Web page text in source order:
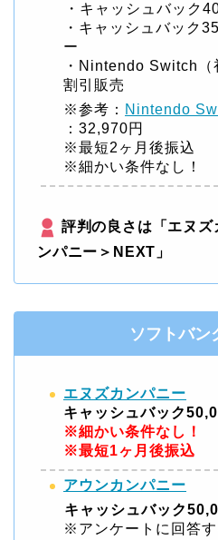
・キャッシュバック
・キャッシュバック
ー
・Nintendo Switch
割引販売
※参考： Nintendo
：32,970円
※最短2ヶ月後振込
※細かい条件なし！
評判の良さは「エヌ
ンパニー＞NEXT」
ソフトバン
エヌズカンパニー
キャッシュバック
※細かい条件なし！
※最短1ヶ月後振込
アウンカンパニー
キャッシュバック
※アンケートに回答す